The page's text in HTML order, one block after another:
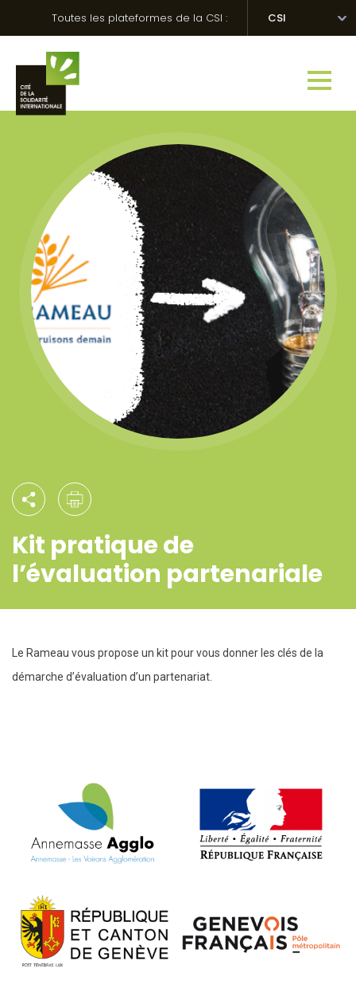
Toutes les plateformes de la CSI : CSI
Kit pratique de
l’évaluation partenariale
Le Rameau vous propose un kit pour vous donner les clés de la
démarche d’évaluation d’un partenariat.